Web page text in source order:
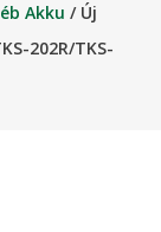
Akku / Új
202R/TKS-